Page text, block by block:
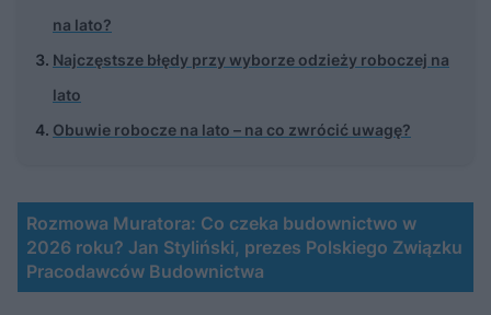
na lato?
Najczęstsze błędy przy wyborze odzieży roboczej na
lato
Obuwie robocze na lato – na co zwrócić uwagę?
Rozmowa Muratora: Co czeka budownictwo w
2026 roku? Jan Styliński, prezes Polskiego Związku
Pracodawców Budownictwa